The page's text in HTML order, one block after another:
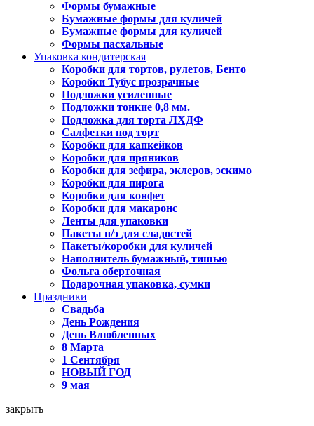
Формы бумажные
Бумажные формы для куличей
Бумажные формы для куличей
Формы пасхальные
Упаковка кондитерская
Коробки для тортов, рулетов, Бенто
Коробки Тубус прозрачные
Подложки усиленные
Подложки тонкие 0,8 мм.
Подложка для торта ЛХДФ
Салфетки под торт
Коробки для капкейков
Коробки для пряников
Коробки для зефира, эклеров, эскимо
Коробки для пирога
Коробки для конфет
Коробки для макаронс
Ленты для упаковки
Пакеты п/э для сладостей
Пакеты/коробки для куличей
Наполнитель бумажный, тишью
Фольга оберточная
Подарочная упаковка, сумки
Праздники
Свадьба
День Рождения
День Влюбленных
8 Марта
1 Сентября
НОВЫЙ ГОД
9 мая
закрыть